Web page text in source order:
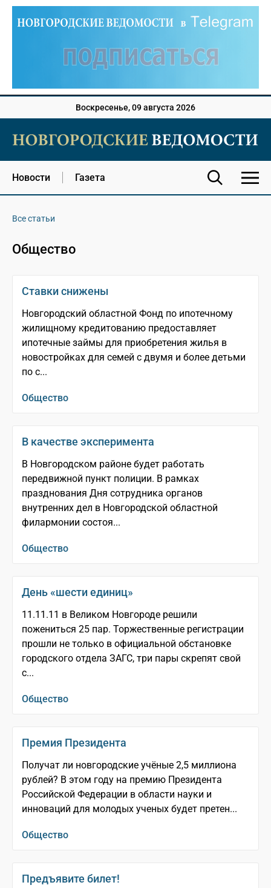
Воскресенье, 09 августа 2026
Новости Газета
Все статьи
Общество
Ставки снижены
Новгородский областной Фонд по ипотечному
жилищному кредитованию предоставляет
ипотечные займы для приобретения жилья в
новостройках для семей с двумя и более детьми
по с...
Общество
В качестве эксперимента
В Новгородском районе будет работать
передвижной пункт полиции. В рамках
празднования Дня сотрудника органов
внутренних дел в Новгородской областной
филармонии состоя...
Общество
День «шести единиц»
11.11.11 в Великом Новгороде решили
пожениться 25 пар. Торжественные регистрации
прошли не только в официальной обстановке
городского отдела ЗАГС, три пары скрепят свой
с...
Общество
Премия Президента
Получат ли новгородские учёные 2,5 миллиона
рублей? В этом году на премию Президента
Российской Федерации в области науки и
инноваций для молодых ученых будет претен...
Общество
Предъявите билет!